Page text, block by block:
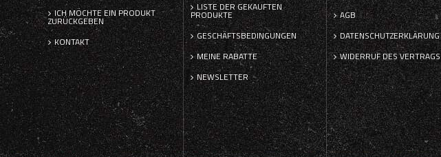
ICH MÖCHTE EIN PRODUKT
ZURÜCKGEBEN
KONTAKT
LISTE DER GEKAUFTEN
PRODUKTE
GESCHÄFTSBEDINGUNGEN
MEINE RABATTE
NEWSLETTER
AGB
DATENSCHUTZERKLÄRUNG
WIDERRUF DES VERTRAGS